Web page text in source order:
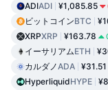
ADIADI ¥1,085.85
ビットコインBTC
XRPXRP ¥163.78
イーサリアムETH
カルダノADA ¥31.51
HyperliquidHYPE